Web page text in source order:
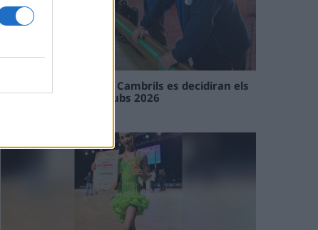
En les tirades de Flix i Cambrils es decidiran els
campions de l’Interclubs 2026